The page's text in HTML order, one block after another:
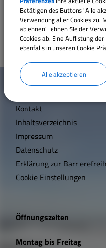
Sport und
Sehenswertes
Satzungen
Wärmeplanung
W
i
c
h
t
i
e
L
Mehr entdecken
Kontakt
Inhaltsverzeichnis
Impressum
Datenschutz
Erklärung zur
Cookie Einstellungen
Öffnungszeiten
Montag bis Freitag
Betätigen des Buttons "Alle
Verwendung aller Cookies zu.
ablehnen" lehnen Sie der
Cookies ab. Eine Auflistung
ebenfalls in unseren Cookie
Alle akzeptieren